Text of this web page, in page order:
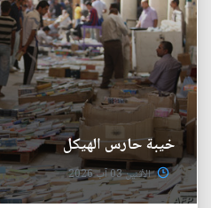
خيبة حارس الهيكل
الأثنين 03 آب 2026